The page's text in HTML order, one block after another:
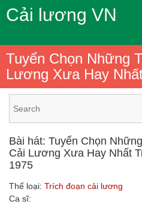
Cải lương VN
Tuyển Chọn Những
Lương Xưa Hay
Bài hát: Tuyển Chọn
Cải Lương Xưa Hay Nhất
1975
Thể loại: Trích đoạn cải lương
Ca sĩ: